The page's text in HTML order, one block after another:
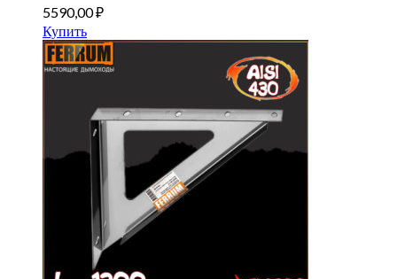
5590,00₽
Купить